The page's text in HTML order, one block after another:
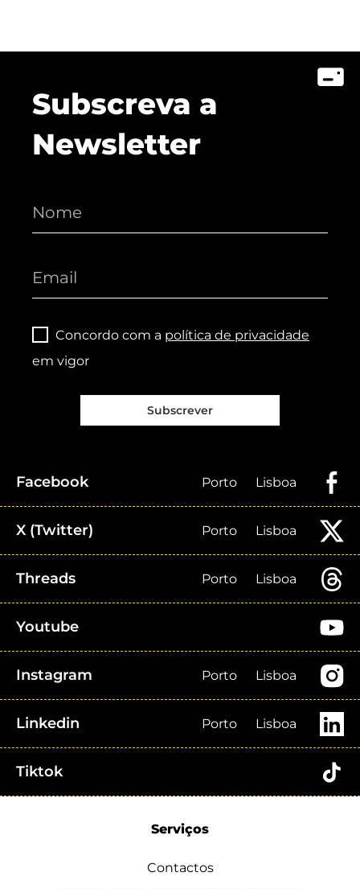
Subscreva a
Newsletter
Concordo com a política de privacidade
em vigor
Subscrever
Facebook Porto Lisboa
X (Twitter) Porto Lisboa
Threads Porto Lisboa
Youtube
Instagram Porto Lisboa
Linkedin Porto Lisboa
Tiktok
Serviços
Contactos